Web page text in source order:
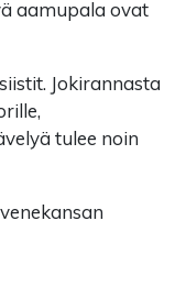
aamupala ovat
Jokirannasta
tulee noin